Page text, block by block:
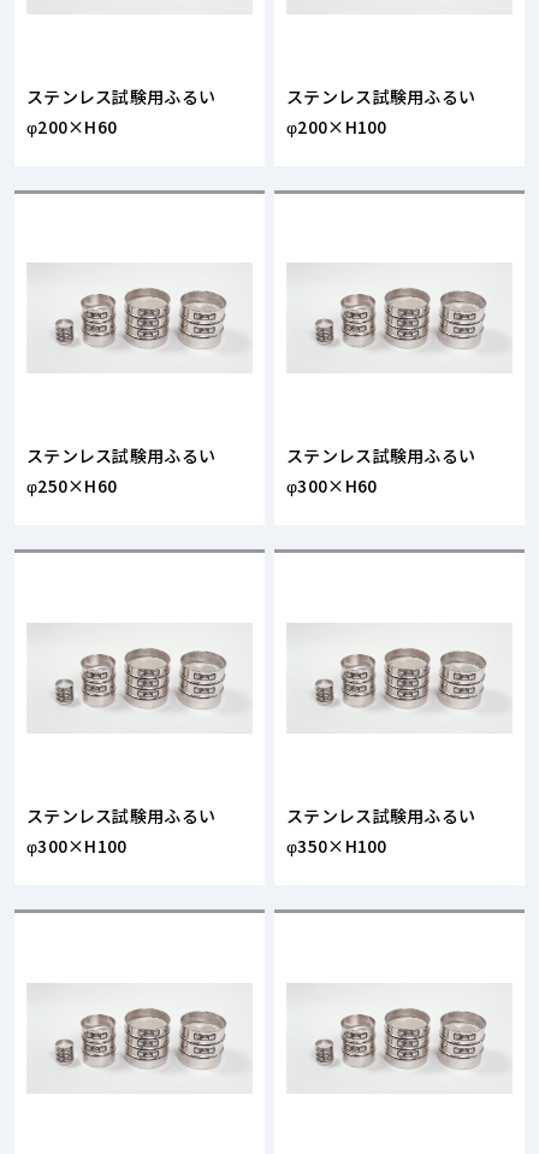
ステンレス試験用ふるい
φ200×H60
ステンレス試験用ふるい
φ200×H100
ステンレス試験用ふるい
φ250×H60
ステンレス試験用ふるい
φ300×H60
ステンレス試験用ふるい
φ300×H100
ステンレス試験用ふるい
φ350×H100